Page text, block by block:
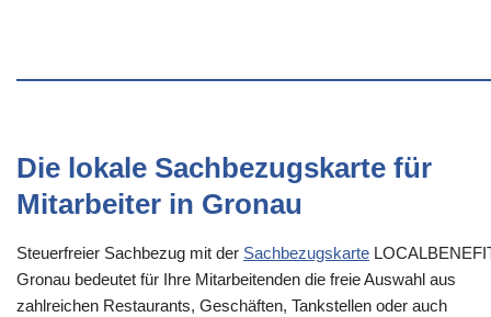
Die lokale Sachbezugskarte für
Mitarbeiter in Gronau
Steuerfreier Sachbezug mit der Sachbezugskarte
Gronau bedeutet für Ihre Mitarbeitenden die freie Auswahl aus
zahlreichen Restaurants, Geschäften, Tankstellen oder auch